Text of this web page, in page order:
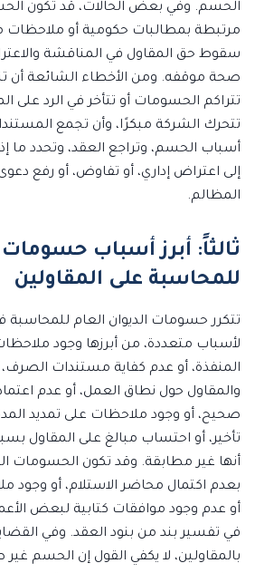
الحسم. وفي بعض الحالات، قد تكون
مرتبطة بمطالبات حكومية أو ملاحظات
سقوط حق المقاول في المناقشة
صحة موقفه. ومن الأخطاء الشائعة أن
تتراكم الحسومات أو تتأخر في الرد على
تتحرك الشركة مبكرًا، وأن تجمع
أسباب الحسم، وتراجع العقد، وتحدد ما
إلى اعتراض إداري، أو تفاوض، أو رفع دعوى
المظالم.
ثالثاً: أبرز أسباب حسومات
للمحاسبة على المقاولين
تتكرر حسومات الديوان العام للمحاسبة
لأسباب متعددة، من أبرزها وجود
المنفذة، أو عدم كفاية مستندات الصرف،
والمقاول حول نطاق العمل، أو عدم
صحيح، أو وجود ملاحظات على تمديد
تأخير، أو احتساب مبالغ على المقاول
أنها غير مطابقة. وقد تكون الحسومات
بعدم اكتمال محاضر الاستلام، أو وجود
أو عدم وجود موافقات كتابية لبعض
في تفسير بند من بنود العقد. وفي القضايا
بالمقاولين، لا يكفي القول إن الحسم